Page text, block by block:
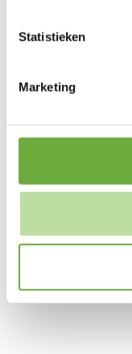
Statistieken
Marketing